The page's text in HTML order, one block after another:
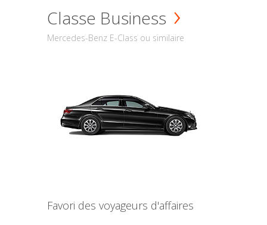
Classe Business
Mercedes-Benz E-Class ou similaire
Favori des voyageurs d'affaires